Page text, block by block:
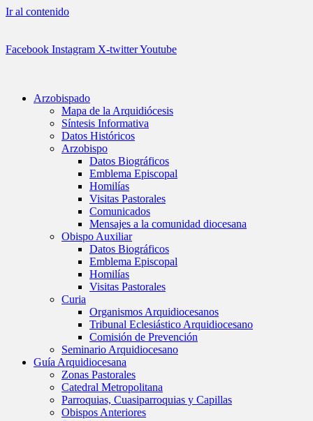
Ir al contenido
Facebook Instagram X-twitterYoutube
Arzobispado
Mapa de la Arquidiócesis
Síntesis Informativa
Datos Históricos
Arzobispo
Datos Biográficos
Emblema Episcopal
Homilías
Visitas Pastorales
Comunicados
Mensajes a la comunidad diocesana
Obispo Auxiliar
Datos Biográficos
Emblema Episcopal
Homilías
Visitas Pastorales
Curia
Organismos Arquidiocesanos
Tribunal Eclesiástico Arquidiocesano
Comisión de Prevención
Seminario Arquidiocesano
Guía Arquidiocesana
Zonas Pastorales
Catedral Metropolitana
Parroquias, Cuasiparroquias y Capillas
Obispos Anteriores